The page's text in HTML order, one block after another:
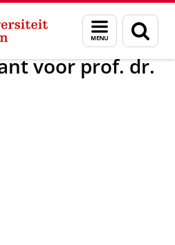
Menu
en
zoeken
Nieuwsberichten
voor prof. dr.